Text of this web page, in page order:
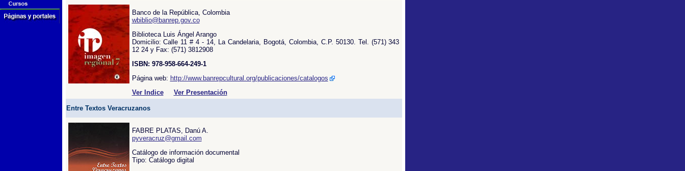
Banco de la República, Colombia
wbiblio@banrep.gov.co
Biblioteca Luis Ángel Arango
Domicilio: Calle 11 # 4 - 14, La Candelaria, Bogotá, Colombia, C.P. 50130. Tel. (571) 343
12 24 y Fax: (571) 3812908
ISBN: 978-958-664-249-1
Página web: http://www.banrepcultural.org/publicaciones/catalogos
Ver Indice
Ver Presentación
Entre Textos Veracruzanos
FABRE PLATAS, Danú A.
pyveracruz@gmail.com
Catálogo de información documental
Tipo: Catálogo digital